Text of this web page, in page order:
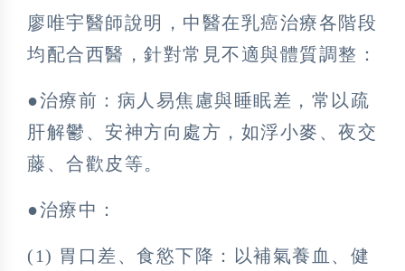
廖唯宇醫師說明，中醫在乳癌治療各階段
均配合西醫，針對常見不適與體質調整：
●治療前：病人易焦慮與睡眠差，常以疏
肝解鬱、安神方向處方，如浮小麥、夜交
藤、合歡皮等。
●治療中：
(1) 胃口差、食慾下降：以補氣養血、健